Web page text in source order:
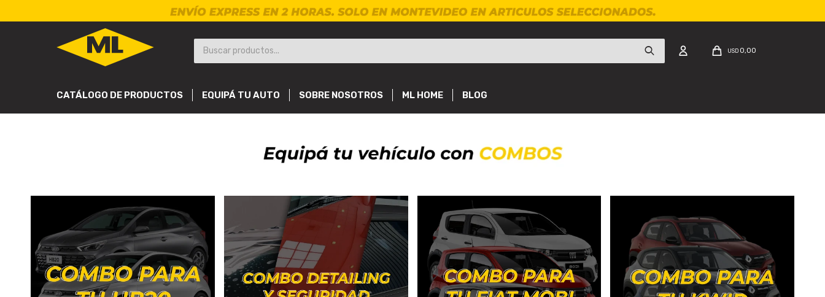
CATÁLOGO DE PRODUCTOS EQUIPÁ TU AUTO SOBRE NOSOTROS ML HOME BLOG
USD 0,00